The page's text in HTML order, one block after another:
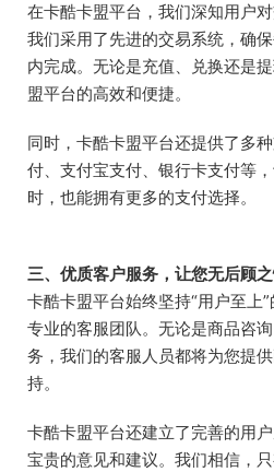
在卡酷卡盟平台，我们深知用户
我们采用了先进的交易系统，确
内完成。无论是充值、兑换还是
盟平台的高效和便捷。
同时，卡酷卡盟平台还提供了多
付、支付宝支付、银行卡支付等
时，也能拥有更多的支付选择。
三、优质客户服务，让您无后顾
卡酷卡盟平台始终坚持“用户至上
专业的客服团队。无论是商品咨
务，我们的客服人员都将为您提
持。
卡酷卡盟平台还建立了完善的用
宝贵的意见和建议。我们相信，